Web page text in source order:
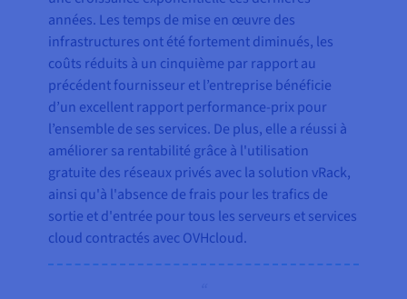
années. Les temps de mise en œuvre des
infrastructures ont été fortement diminués, les
coûts réduits à un cinquième par rapport au
précédent fournisseur et l’entreprise bénéficie
d’un excellent rapport performance-prix pour
l’ensemble de ses services. De plus, elle a réussi à
améliorer sa rentabilité grâce à l'utilisation
gratuite des réseaux privés avec la solution vRack,
ainsi qu'à l'absence de frais pour les trafics de
sortie et d'entrée pour tous les serveurs et services
cloud contractés avec OVHcloud.